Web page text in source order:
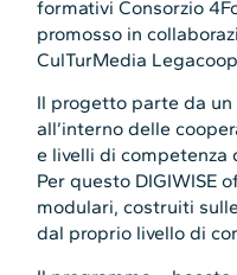
formativi Consorzio
promosso in
CulTurMedia
Il progetto parte da
all’interno delle
e livelli di competenza
Per questo DIGIWISE
modulari, costruiti
dal proprio livello di